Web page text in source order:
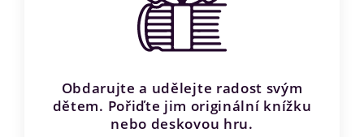
Obdarujte a udělejte radost svým
dětem. Pořiďte jim originální knížku
nebo deskovou hru.